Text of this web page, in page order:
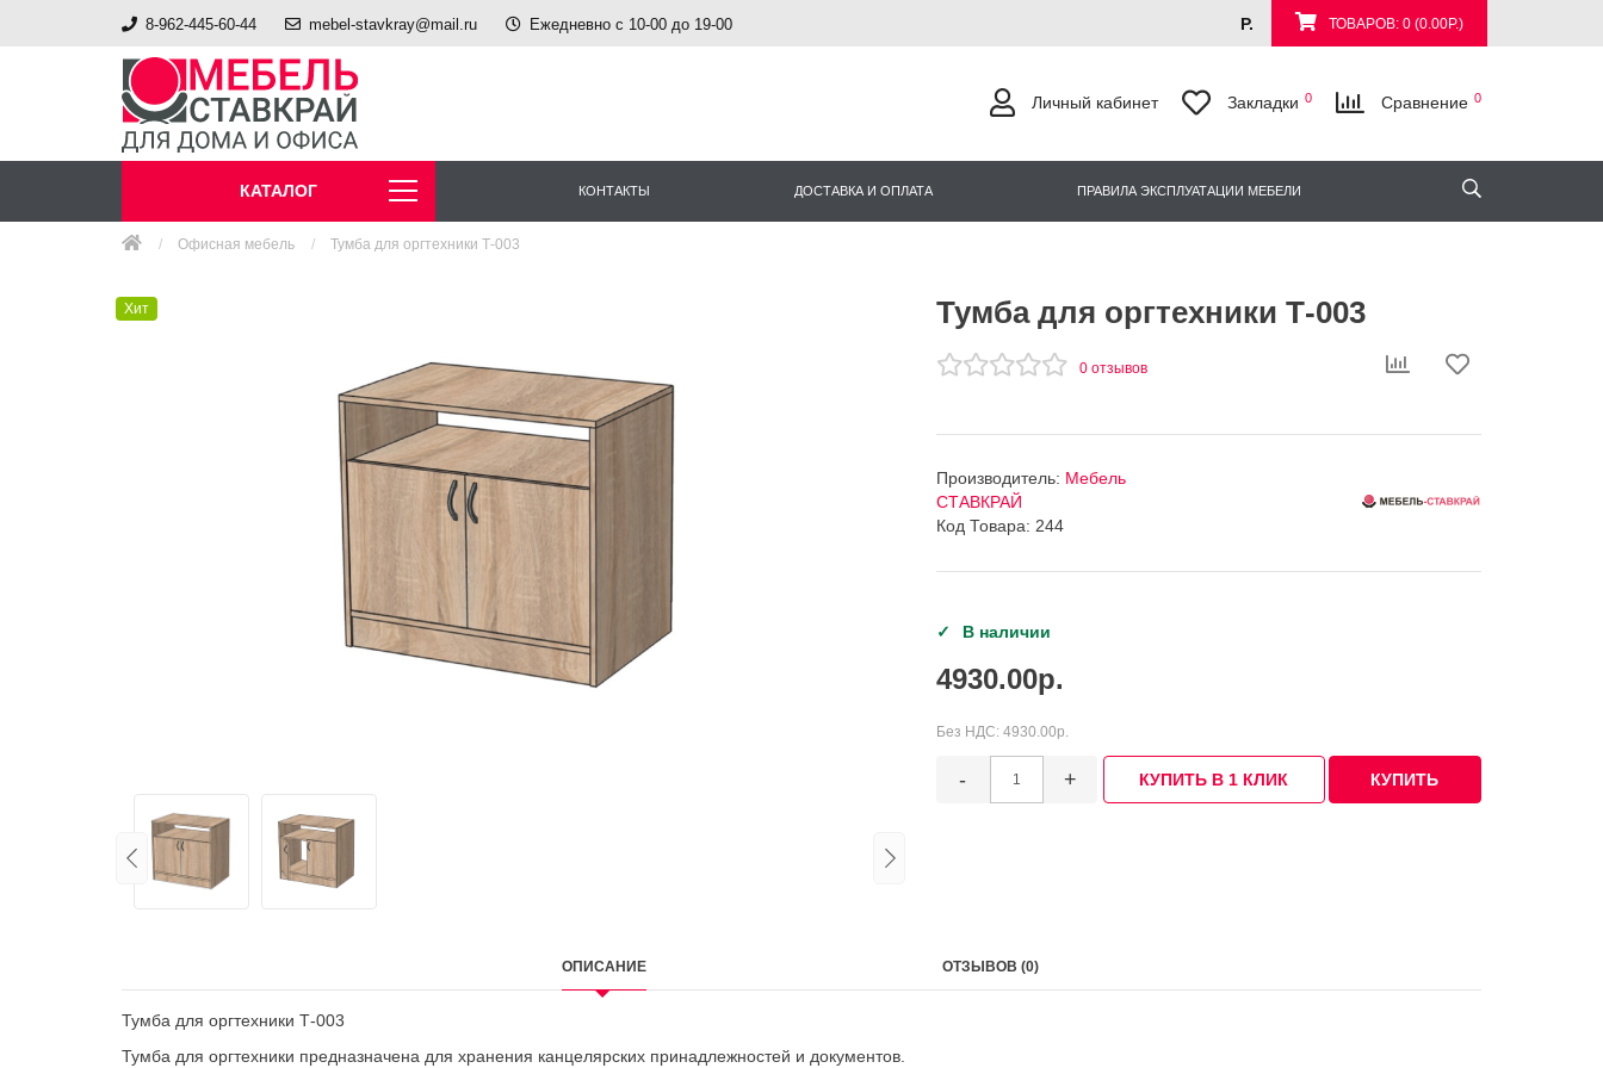
8-962-445-60-44 mebel-stavkray@mail.ru Ежедневно с 10-00 до 19-00 ТОВАРОВ: 0 (0.00Р.)
Р.
Личный кабинет Закладки 0 Сравнение 0
КАТАЛОГ КОНТАКТЫ ДОСТАВКА И ОПЛАТА ПРАВИЛА ЭКСПЛУАТАЦИИ МЕБЕЛИ
Офисная мебель Тумба для оргтехники Т-003
Хит Тумба для оргтехники Т-003
0 отзывов
Производитель: Мебель
СТАВКРАЙ
Код Товара: 244
В наличии
4930.00р.
Без НДС: 4930.00р.
- + КУПИТЬ В 1 КЛИК КУПИТЬ
ОПИСАНИЕ ОТЗЫВОВ (0)
Тумба для оргтехники Т-003
Тумба для оргтехники предназначена для хранения канцелярских принадлежностей и документов.